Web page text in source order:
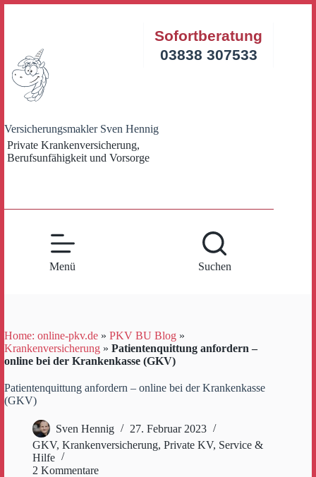
Versicherungsmakler Sven Hennig
Private Krankenversicherung,
Berufsunfähigkeit und Vorsorge
Sofortberatung
03838 307533
Menü Suchen
Home: online-pkv.de » PKV BU Blog »
Krankenversicherung » Patientenquittung anfordern –
online bei der Krankenkasse (GKV)
Patientenquittung anfordern – online bei der Krankenkasse
(GKV)
Sven Hennig
27. Februar 2023
GKV, Krankenversicherung, Private KV, Service &
Hilfe
2 Kommentare